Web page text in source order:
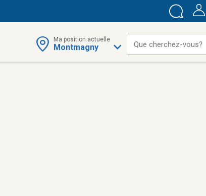
Ma position actuelle
Montmagny Que cherchez-vous?